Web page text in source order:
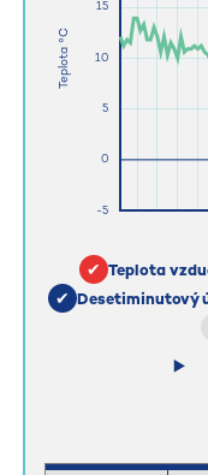
Teplota
Desetiminutový